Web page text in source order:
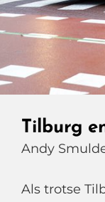
Tilburg
Andy
Als trotse